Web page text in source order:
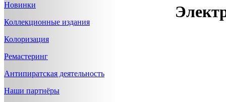
Новинки
Коллекционные издания
Колоризация
Ремастеринг
Антипиратская деятельность
Наши партнёры
Fakeidlist -